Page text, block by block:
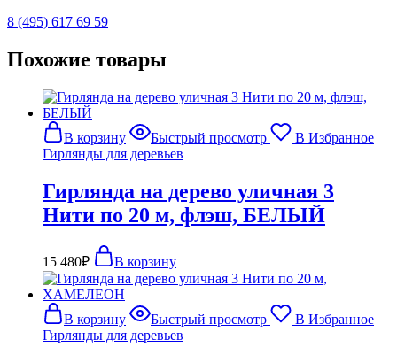
8 (495) 617 69 59
Похожие товары
В корзину Быстрый просмотр
В Избранное
Гирлянды для деревьев
Гирлянда на дерево уличная 3
Нити по 20 м, флэш, БЕЛЫЙ
15 480₽ В корзину
В корзину Быстрый просмотр
В Избранное
Гирлянды для деревьев